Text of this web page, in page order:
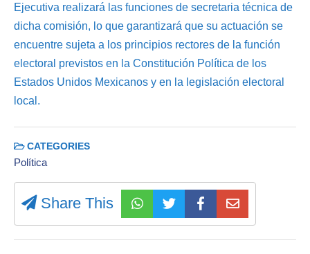
Ejecutiva realizará las funciones de secretaria técnica de
dicha comisión, lo que garantizará que su actuación se
encuentre sujeta a los principios rectores de la función
electoral previstos en la Constitución Política de los
Estados Unidos Mexicanos y en la legislación electoral
local.
CATEGORIES
Política
Share This